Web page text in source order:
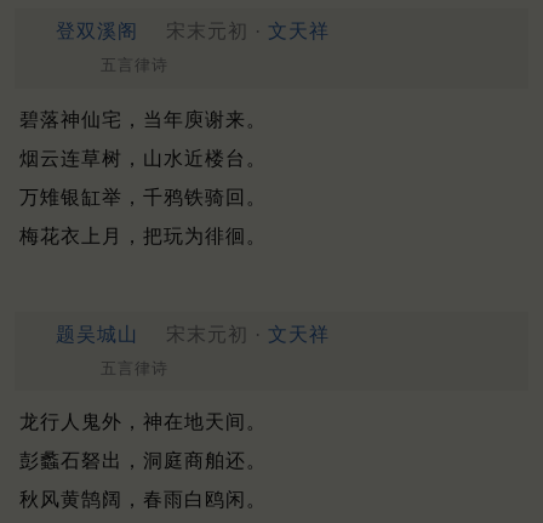
登双溪阁 宋末元初 · 文天祥
五言律诗
碧落神仙宅，当年庾谢来。
烟云连草树，山水近楼台。
万雉银缸举，千鸦铁骑回。
梅花衣上月，把玩为徘徊。
题吴城山 宋末元初 · 文天祥
五言律诗
龙行人鬼外，神在地天间。
彭蠡石砮出，洞庭商舶还。
秋风黄鹄阔，春雨白鸥闲。